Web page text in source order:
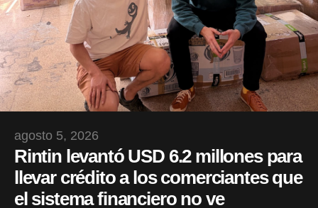
agosto 5, 2026
Rintin levantó USD 6.2 millones para
llevar crédito a los comerciantes que
el sistema financiero no ve